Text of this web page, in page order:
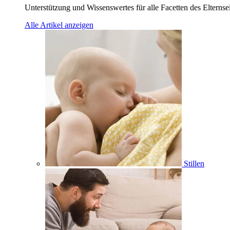
Unterstützung und Wissenswertes für alle Facetten des
Alle Artikel anzeigen
Stillen